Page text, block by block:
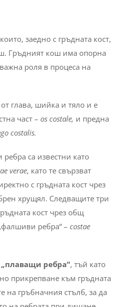
заедно с гръдната кост,
Гръдният кош има опорна
роля в процеса на
глава, шийка и тяло и е
част – os costale, и предна
costalis.
са известни като
verae, като те свързват
с гръдната кост чрез
хрущял. Следващите три
кост чрез общ
ребра“ – costae
„плаващи ребра“, тъй като
прикрепване към гръдната
на гръбначния стълб, за да